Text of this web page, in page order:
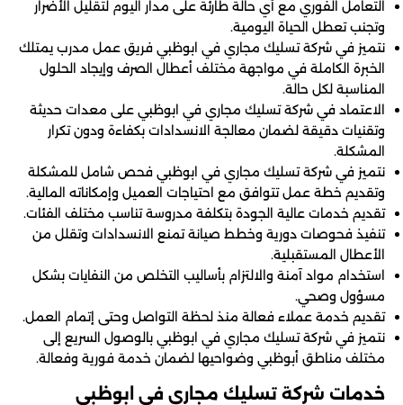
التعامل الفوري مع أي حالة طارئة على مدار اليوم لتقليل الأضرار
وتجنب تعطل الحياة اليومية.
نتميز في شركة تسليك مجاري في ابوظبي فريق عمل مدرب يمتلك
الخبرة الكاملة في مواجهة مختلف أعطال الصرف وإيجاد الحلول
المناسبة لكل حالة.
الاعتماد في شركة تسليك مجاري في ابوظبي على معدات حديثة
وتقنيات دقيقة لضمان معالجة الانسدادات بكفاءة ودون تكرار
المشكلة.
نتميز في شركة تسليك مجاري في ابوظبي فحص شامل للمشكلة
وتقديم خطة عمل تتوافق مع احتياجات العميل وإمكاناته المالية.
تقديم خدمات عالية الجودة بتكلفة مدروسة تناسب مختلف الفئات.
تنفيذ فحوصات دورية وخطط صيانة تمنع الانسدادات وتقلل من
الأعطال المستقبلية.
استخدام مواد آمنة والالتزام بأساليب التخلص من النفايات بشكل
مسؤول وصحي.
تقديم خدمة عملاء فعالة منذ لحظة التواصل وحتى إتمام العمل.
نتميز في شركة تسليك مجاري في ابوظبي بالوصول السريع إلى
مختلف مناطق أبوظبي وضواحيها لضمان خدمة فورية وفعالة.
خدمات شركة تسليك مجاري في ابوظبي